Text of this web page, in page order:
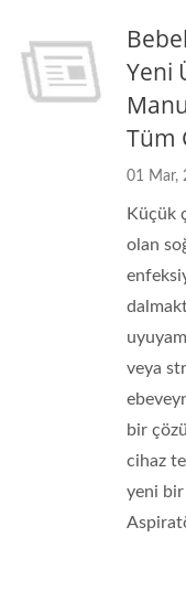
Yeni
Tüm
01 Mar,
Küçük
olan
veya
bir
cihaz
yeni